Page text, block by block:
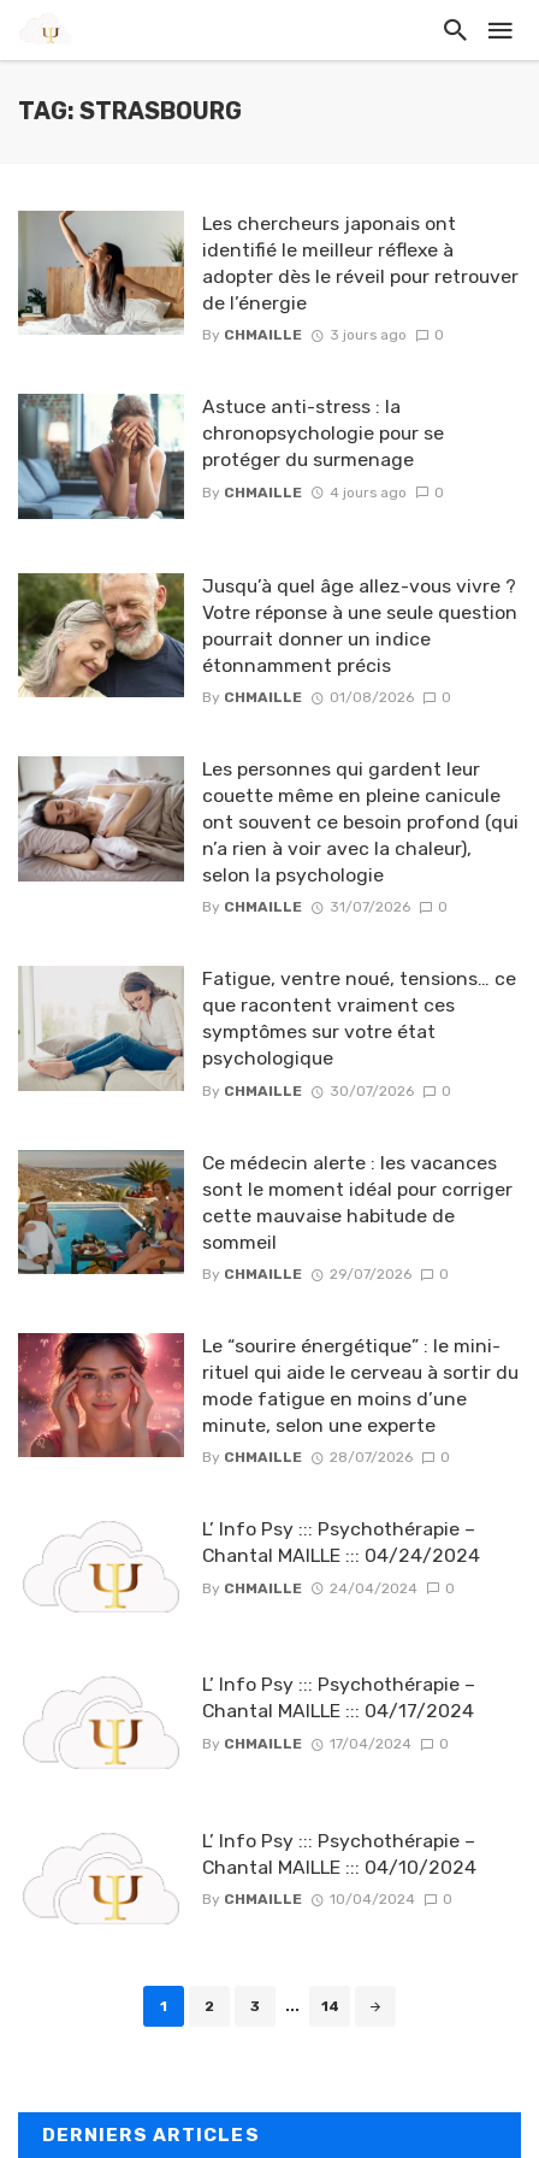
TAG: STRASBOURG
Les chercheurs japonais ont
identifié le meilleur réflexe à
adopter dès le réveil pour retrouver
de l’énergie
By CHMAILLE 3 jours ago 0
Astuce anti-stress : la
chronopsychologie pour se
protéger du surmenage
By CHMAILLE 4 jours ago 0
Jusqu’à quel âge allez-vous vivre ?
Votre réponse à une seule question
pourrait donner un indice
étonnamment précis
By CHMAILLE 01/08/2026 0
Les personnes qui gardent leur
couette même en pleine canicule
ont souvent ce besoin profond (qui
n’a rien à voir avec la chaleur),
selon la psychologie
By CHMAILLE 31/07/2026 0
Fatigue, ventre noué, tensions… ce
que racontent vraiment ces
symptômes sur votre état
psychologique
By CHMAILLE 30/07/2026 0
Ce médecin alerte : les vacances
sont le moment idéal pour corriger
cette mauvaise habitude de
sommeil
By CHMAILLE 29/07/2026 0
Le “sourire énergétique” : le mini-
rituel qui aide le cerveau à sortir du
mode fatigue en moins d’une
minute, selon une experte
By CHMAILLE 28/07/2026 0
L’ Info Psy ::: Psychothérapie –
Chantal MAILLE ::: 04/24/2024
By CHMAILLE 24/04/2024 0
L’ Info Psy ::: Psychothérapie –
Chantal MAILLE ::: 04/17/2024
By CHMAILLE 17/04/2024 0
L’ Info Psy ::: Psychothérapie –
Chantal MAILLE ::: 04/10/2024
By CHMAILLE 10/04/2024 0
Posts navigation
1 2 3 ... 14
DERNIERS ARTICLES